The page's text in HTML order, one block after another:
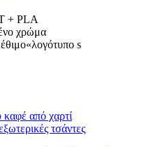
+ PLA
χρώμα
«λογότυπο s